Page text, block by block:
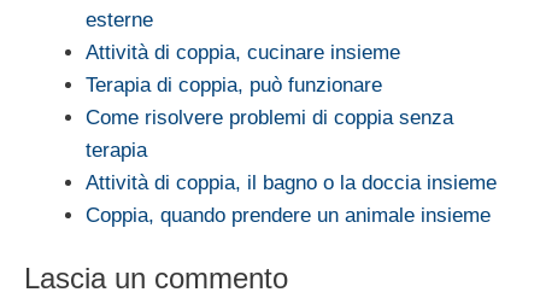
esterne
Attività di coppia, cucinare insieme
Terapia di coppia, può funzionare
Come risolvere problemi di coppia senza
terapia
Attività di coppia, il bagno o la doccia insieme
Coppia, quando prendere un animale insieme
Lascia un commento